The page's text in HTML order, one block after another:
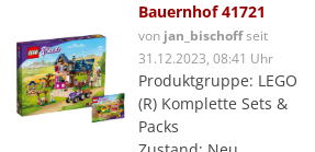
Bauernhof 41721
von jan_bischoffseit
31.12.2023, 08:41 Uhr
Produktgruppe: LEGO
(R) Komplette Sets &
Packs